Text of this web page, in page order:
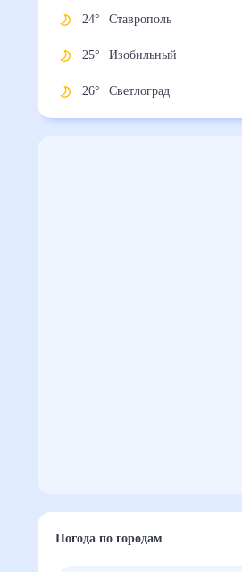
24° Ставрополь
25° Изобильный
26° Светлоград
Погода по городам